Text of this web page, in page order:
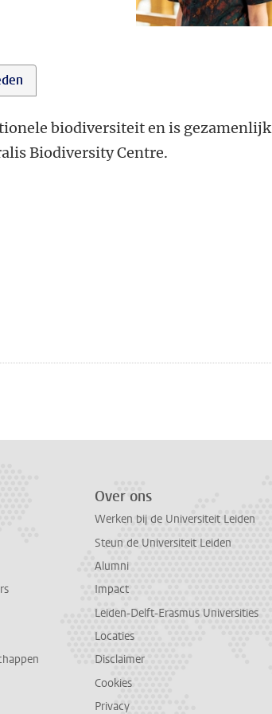
biodiversiteit en is gezamenlijk
Biodiversity Centre.
Over ons
Werken bij de Universiteit Leiden
Steun de Universiteit Leiden
Alumni
Impact
Leiden-Delft-Erasmus Universities
Locaties
Disclaimer
Cookies
Privacy